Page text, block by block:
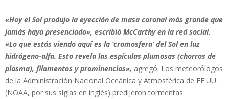
«Hoy el Sol produjo la eyección de masa coronal más grande que
jamás haya presenciado», escribió McCarthy en la red social.
«Lo que estás viendo aquí es la ‘cromosfera’ del Sol en luz
hidrógeno-alfa. Esto revela las espículas plumosas (chorros de
plasma), filamentos y prominencias», agregó. Los meteorólogos
de la Administración Nacional Oceánica y Atmosférica de EE.UU.
(NOAA, por sus siglas en inglés) predijeron tormentas